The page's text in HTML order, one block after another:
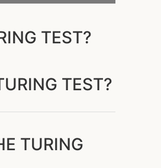
TEST?
TEST?
TURING